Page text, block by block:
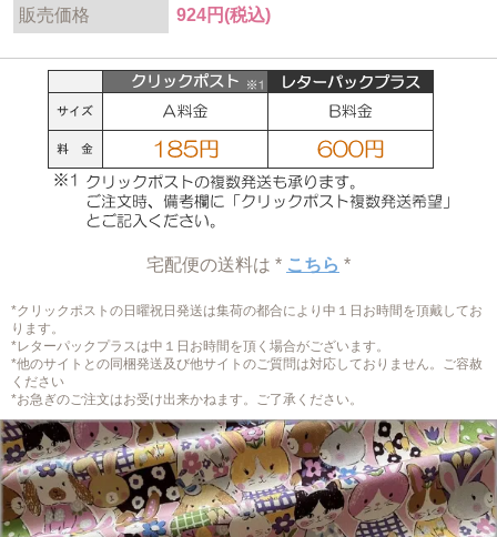
販売価格
924円(税込)
宅配便の送料は * こちら *
*クリックポストの日曜祝日発送は集荷の都合により中１日お時間を頂戴してお
ります。
*レターパックプラスは中１日お時間を頂く場合がございます。
*他のサイトとの同梱発送及び他サイトのご質問は対応しておりません。ご容赦
ください
*お急ぎのご注文はお受け出来かねます。ご了承ください。